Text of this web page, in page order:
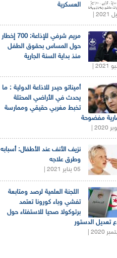
العسكرية
مريم شرفي للإذاعة: 700 إخطار
حول المساس بحقوق الطفل
منذ بداية السنة الجارية
أميناتو حيدر للاذاعة الدولية : ما
يحدث في الأراضي المحتلة
تخبط مغربي حقيقي وممارسة
مفضوحة
نزيف الأنف عند الأطفال: أسبابه
وطرق علاجه
05 يناير 2021 |
اللجنة العلمية لرصد ومتابعة
تفشي وباء كورونا تعتمد
برتوكولا صحيا للاستفتاء حول
تعديل الدستور